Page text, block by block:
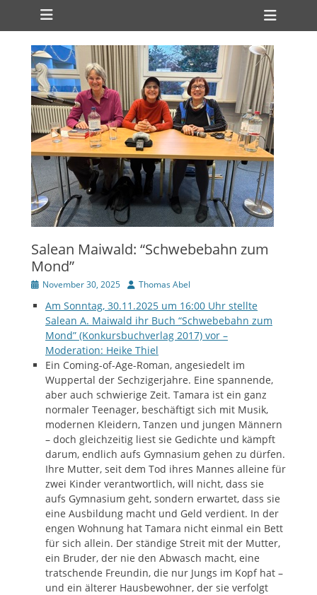
Primäres Menü
Zum
Inhalt
Salean Maiwald: “Schwebebahn zum
Mond”
Veröffentlicht
November 30, 2025 AutorThomas Abel
Am Sonntag, 30.11.2025 um 16:00 Uhr stellte
Salean A. Maiwald ihr Buch “Schwebebahn zum
Mond” (Konkursbuchverlag 2017) vor –
Moderation: Heike Thiel
Ein Coming-of-Age-Roman, angesiedelt im
Wuppertal der Sechzigerjahre. Eine spannende,
aber auch schwierige Zeit. Tamara ist ein ganz
normaler Teenager, beschäftigt sich mit Musik,
modernen Kleidern, Tanzen und jungen Männern
– doch gleichzeitig liest sie Gedichte und kämpft
darum, endlich aufs Gymnasium gehen zu dürfen.
Ihre Mutter, seit dem Tod ihres Mannes alleine für
zwei Kinder verantwortlich, will nicht, dass sie
aufs Gymnasium geht, sondern erwartet, dass sie
eine Ausbildung macht und Geld verdient. In der
engen Wohnung hat Tamara nicht einmal ein Bett
für sich allein. Der ständige Streit mit der Mutter,
ein Bruder, der nie den Abwasch macht, eine
tratschende Freundin, die nur Jungs im Kopf hat –
und ein älterer Hausbewohner, der sie verfolgt